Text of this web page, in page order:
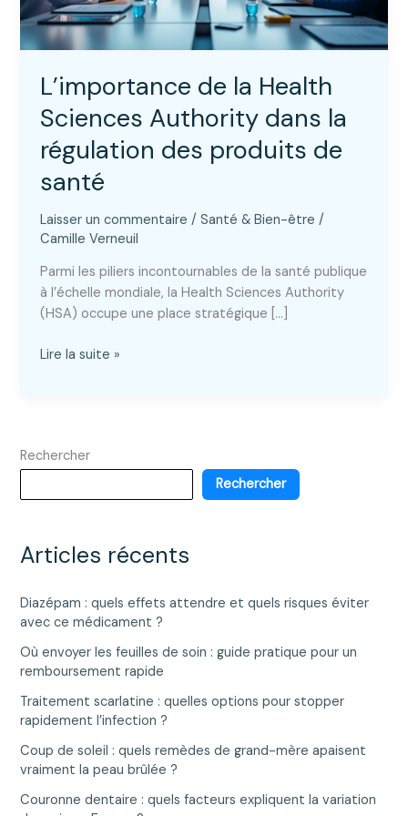
L’importance de la Health
Sciences Authority dans la
régulation des produits de
santé
Laisser un commentaire /Santé & Bien-être /
Camille Verneuil
Parmi les piliers incontournables de la santé publique
à l’échelle mondiale, la Health Sciences Authority
(HSA) occupe une place stratégique […]
L’importance
Authority
la
des
produits
santé
Lire la suite »
Rechercher
Rechercher
Articles récents
Diazépam : quels effets attendre et quels risques éviter
avec ce médicament ?
Où envoyer les feuilles de soin : guide pratique pour un
remboursement rapide
Traitement scarlatine : quelles options pour stopper
rapidement l’infection ?
Coup de soleil : quels remèdes de grand-mère apaisent
vraiment la peau brûlée ?
Couronne dentaire : quels facteurs expliquent la variation